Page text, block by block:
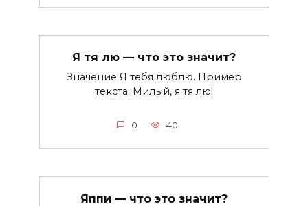
Я тя лю — что это значит?
Значение Я тебя люблю. Пример
текста: Милый, я тя лю!
0 40
Яппи — что это значит?